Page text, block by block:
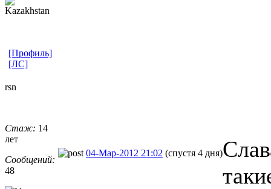
[Профиль]
[ЛС]
rsn
Стаж: 14
лет
Сообщений:
48
04-Мар-2012 21:02 (спустя 4 дня)